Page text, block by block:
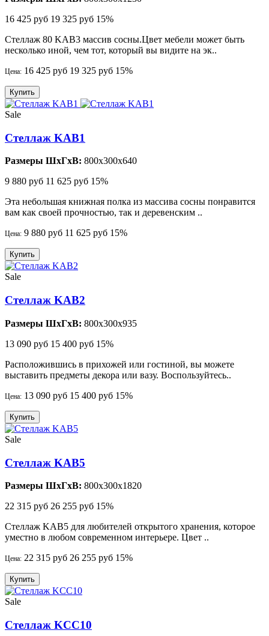
16 425 руб 19 325 руб 15%
Стеллаж 80 KAB3 массив сосны.Цвет мебели может быть
несколько иной, чем тот, который вы видите на эк..
Цена: 16 425 руб 19 325 руб 15%
Купить
Sale
Стеллаж KAB1
Размеры ШхГхВ: 800x300x640
9 880 руб 11 625 руб 15%
Эта небольшая книжная полка из массива сосны понравится
вам как своей прочностью, так и деревенским ..
Цена: 9 880 руб 11 625 руб 15%
Купить
Sale
Стеллаж KAB2
Размеры ШхГхВ: 800x300x935
13 090 руб 15 400 руб 15%
Расположившись в прихожей или гостиной, вы можете
выставить предметы декора или вазу. Воспользуйтесь..
Цена: 13 090 руб 15 400 руб 15%
Купить
Sale
Стеллаж KAB5
Размеры ШхГхВ: 800x300x1820
22 315 руб 26 255 руб 15%
Стеллаж KAB5 для любителей открытого хранения, которое
уместно в любом современном интерьере. Цвет ..
Цена: 22 315 руб 26 255 руб 15%
Купить
Sale
Стеллаж KCC10